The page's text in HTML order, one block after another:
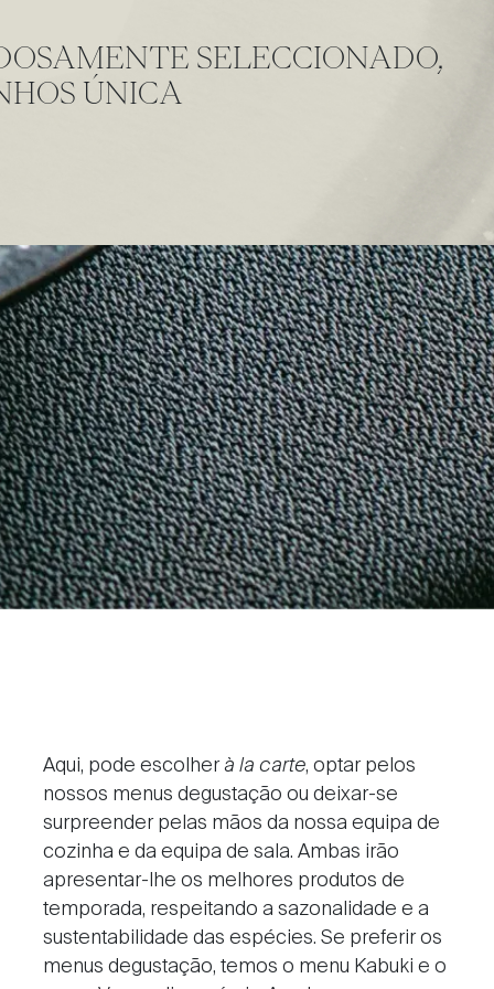
SELECCIONADO,
ÚNICA
Aqui, pode escolherà la carte, optar pelos
nossos menus degustação ou deixar-se
surpreender pelas mãos da nossa equipa de
cozinha e da equipa de sala. Ambas irão
apresentar-lhe os melhores produtos de
temporada, respeitando a sazonalidade e a
sustentabilidade das espécies. Se preferir os
menus degustação, temos o menu Kabuki e o